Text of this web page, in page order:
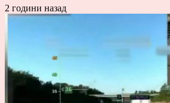
2 години назад